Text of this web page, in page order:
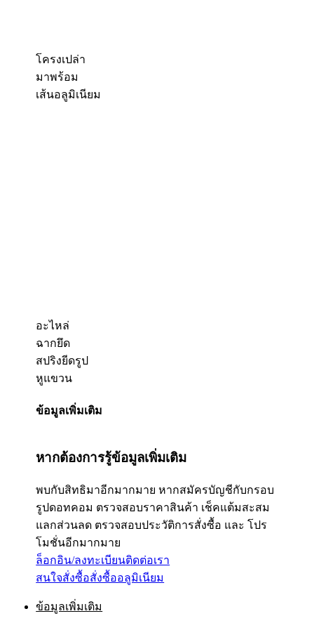
โครงเปล่า
มาพร้อม
เส้นอลูมิเนียม
อะไหล่
ฉากยึด
สปริงยีดรูป
หูแขวน
ข้อมูลเพิ่มเติม
หากต้องการรู้ข้อมูลเพิ่มเติม
พบกับสิทธิมาอีกมากมาย หากสมัครบัญชีกับกรอบ
รูปดอทคอม ตรวจสอบราคาสินค้า เช็คแต้มสะสม
แลกส่วนลด ตรวจสอบประวัติการสั่งซื้อ และ โปร
โมชั่นอีกมากมาย
ล็อกอิน/ลงทะเบียนติดต่อเรา
สนใจสั่งซื้อสั่งซื้ออลูมิเนียม
ข้อมูลเพิ่มเติม